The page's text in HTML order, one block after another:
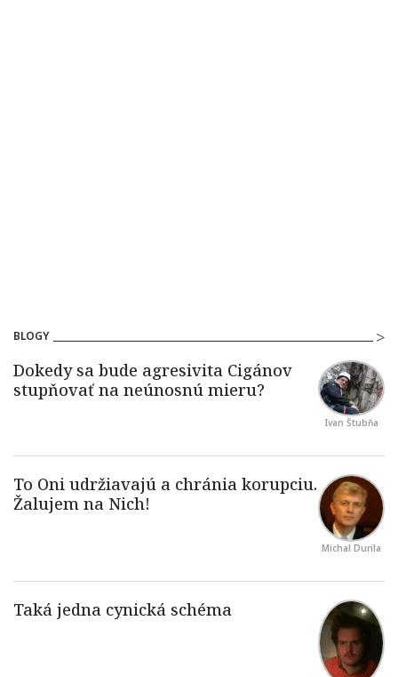
BLOGY
Ivan Štubňa
Michal Durila